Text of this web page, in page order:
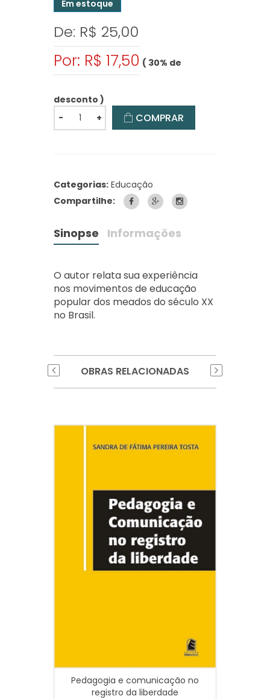
Em estoque
De: R$ 25,00
Por: R$ 17,50 ( 30% de
desconto )
-
+ COMPRAR
Categorias: Educação
Compartilhe:
Sinopse Informações
O autor relata sua experiência
nos movimentos de educação
popular dos meados do século XX
no Brasil.
OBRAS RELACIONADAS
Pedagogia e comunicação no
registro da liberdade